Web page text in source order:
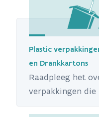
Plastic
en Drankkartons
Raadpleeg het
verpakkingen